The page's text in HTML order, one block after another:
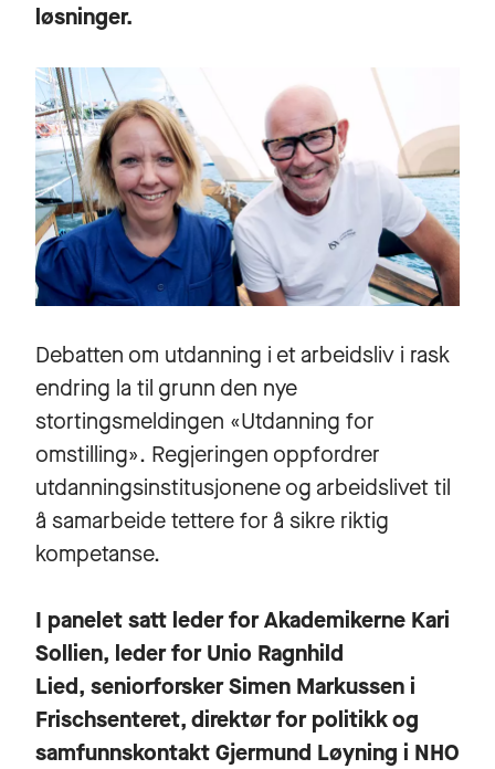
løsninger.
Debatten om utdanning i et arbeidsliv i rask
endring la til grunn den nye
stortingsmeldingen «Utdanning for
omstilling». Regjeringen oppfordrer
utdanningsinstitusjonene og arbeidslivet til
å samarbeide tettere for å sikre riktig
kompetanse.
I panelet satt leder for Akademikerne Kari
Sollien, leder for Unio Ragnhild
Lied, seniorforsker Simen Markussen i
Frischsenteret, direktør for politikk og
samfunnskontakt Gjermund Løyning i NHO